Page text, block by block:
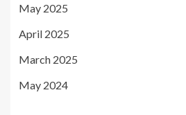
May 2025
April 2025
March 2025
May 2024